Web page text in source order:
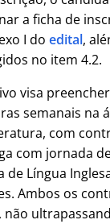
a ficha de
I do edital,
no item 4.2.
visa
semanais na
com
com jornada
de Língua
Ambos os